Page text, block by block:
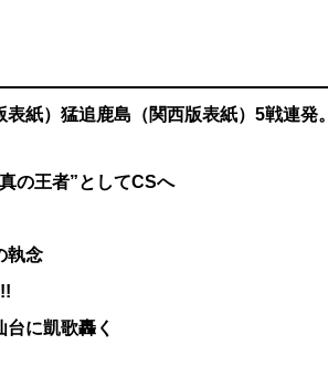
表紙）猛追鹿島（関西版表紙）5戦連
の王者”としてCSへ
執念
台に凱歌轟く